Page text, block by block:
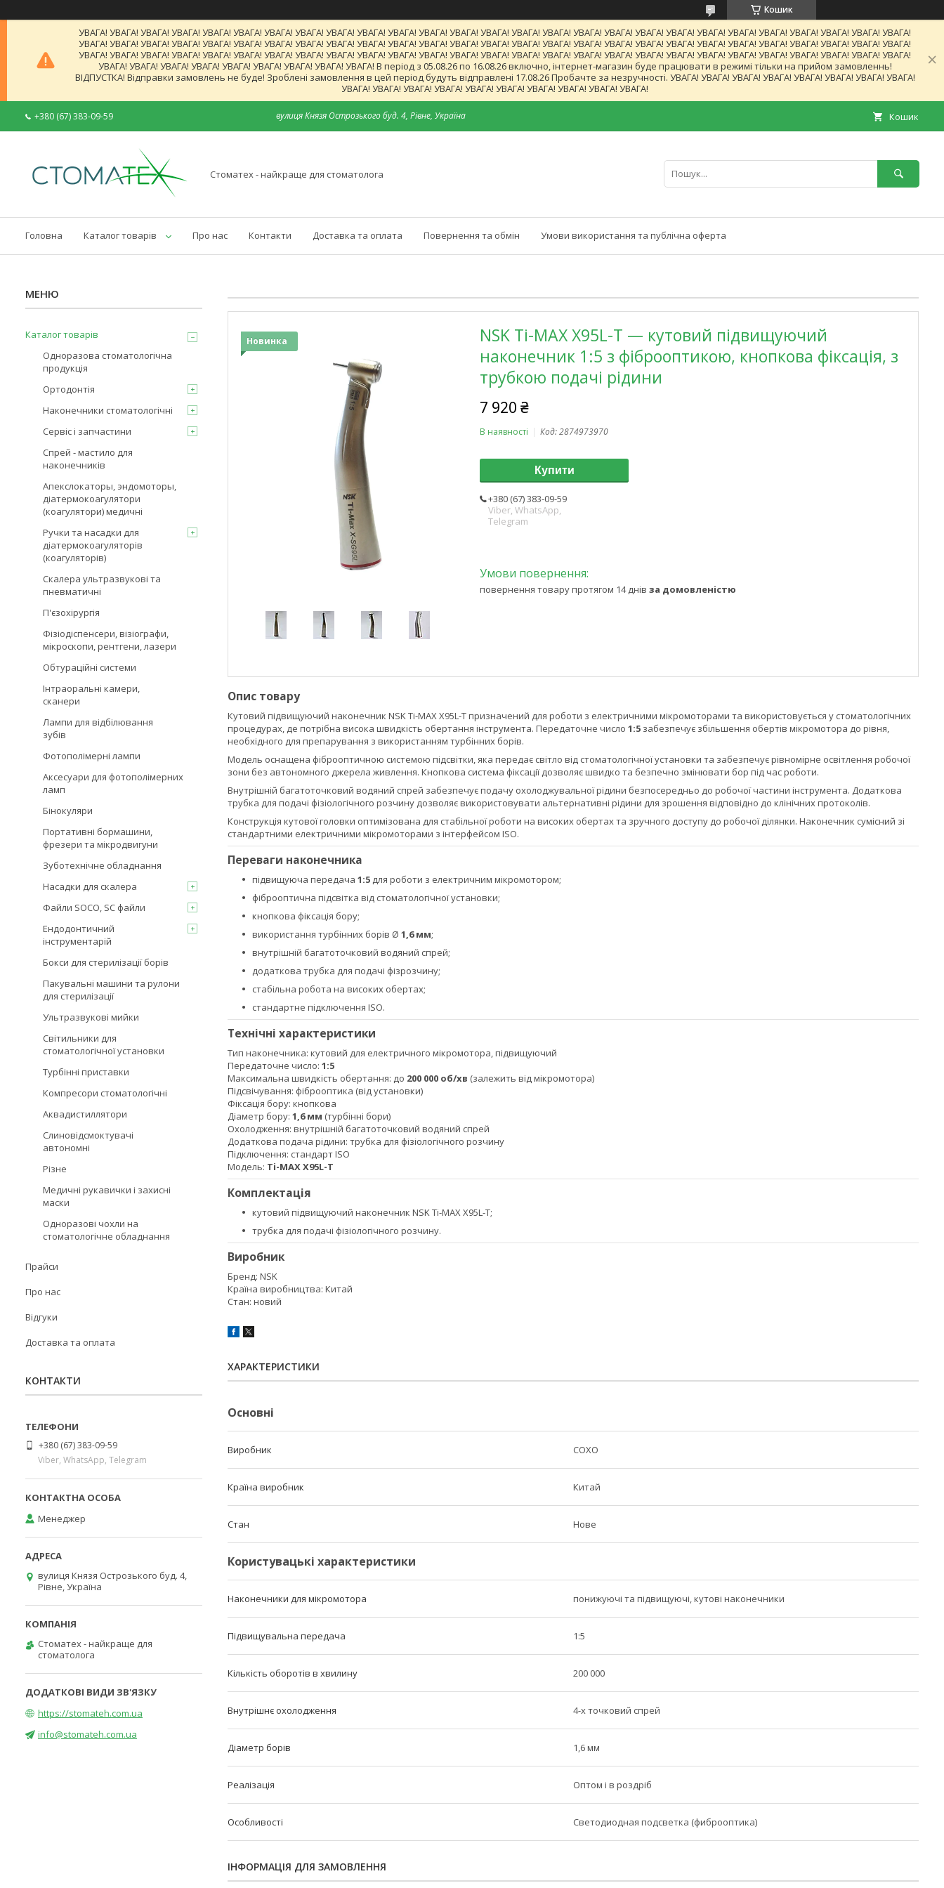
Кошик
УВАГА! УВАГА! УВАГА! УВАГА! УВАГА! УВАГА! УВАГА! УВАГА! УВАГА! УВАГА! УВАГА! УВАГА! УВАГА! УВАГА! УВАГА! УВАГА! УВАГА! УВАГА! УВАГА! УВАГА! УВАГА! УВАГА! УВАГА! УВАГА! УВАГА! УВАГА! УВАГА!
УВАГА! УВАГА! УВАГА! УВАГА! УВАГА! УВАГА! УВАГА! УВАГА! УВАГА! УВАГА! УВАГА! УВАГА! УВАГА! УВАГА! УВАГА! УВАГА! УВАГА! УВАГА! УВАГА! УВАГА! УВАГА! УВАГА! УВАГА! УВАГА! УВАГА! УВАГА! УВАГА!
УВАГА! УВАГА! УВАГА! УВАГА! УВАГА! УВАГА! УВАГА! УВАГА! УВАГА! УВАГА! УВАГА! УВАГА! УВАГА! УВАГА! УВАГА! УВАГА! УВАГА! УВАГА! УВАГА! УВАГА! УВАГА! УВАГА! УВАГА! УВАГА! УВАГА! УВАГА! УВАГА!
УВАГА! УВАГА! УВАГА! УВАГА! УВАГА! УВАГА! УВАГА! УВАГА! УВАГА! В період з 05.08.26 по 16.08.26 включно, інтернет-магазин буде працювати в режимі тільки на прийом замовленнь!
ВІДПУСТКА! Відправки замовлень не буде! Зроблені замовлення в цей період будуть відправлені 17.08.26 Пробачте за незручності. УВАГА! УВАГА! УВАГА! УВАГА! УВАГА! УВАГА! УВАГА! УВАГА!
УВАГА! УВАГА! УВАГА! УВАГА! УВАГА! УВАГА! УВАГА! УВАГА! УВАГА! УВАГА!
+380 (67) 383-09-59 вулиця Князя Острозького буд. 4, Рівне, Україна Кошик
Стоматех - найкраще для стоматолога
Головна Каталог товарів Про нас Контакти Доставка та оплата Повернення та обмін Умови використання та публічна оферта
Новинка
NSK Ti-MAX X95L-T — кутовий підвищуючий
наконечник 1:5 з фіброоптикою, кнопкова фіксація, з
трубкою подачі рідини
7 920 ₴
В наявності Код:2874973970
Купити
+380 (67) 383-09-59
Viber, WhatsApp,
Telegram
повернення товару протягом 14 днів за домовленістю
Опис товару
Кутовий підвищуючий наконечник NSK Ti-MAX X95L-T призначений для роботи з електричними мікромоторами та використовується у стоматологічних
процедурах, де потрібна висока швидкість обертання інструмента. Передаточне число 1:5 забезпечує збільшення обертів мікромотора до рівня,
необхідного для препарування з використанням турбінних борів.
Модель оснащена фіброоптичною системою підсвітки, яка передає світло від стоматологічної установки та забезпечує рівномірне освітлення робочої
зони без автономного джерела живлення. Кнопкова система фіксації дозволяє швидко та безпечно змінювати бор під час роботи.
Внутрішній багатоточковий водяний спрей забезпечує подачу охолоджувальної рідини безпосередньо до робочої частини інструмента. Додаткова
трубка для подачі фізіологічного розчину дозволяє використовувати альтернативні рідини для зрошення відповідно до клінічних протоколів.
Конструкція кутової головки оптимізована для стабільної роботи на високих обертах та зручного доступу до робочої ділянки. Наконечник сумісний зі
стандартними електричними мікромоторами з інтерфейсом ISO.
Переваги наконечника
підвищуюча передача 1:5 для роботи з електричним мікромотором;
фіброоптична підсвітка від стоматологічної установки;
кнопкова фіксація бору;
використання турбінних борів Ø 1,6 мм;
внутрішній багатоточковий водяний спрей;
додаткова трубка для подачі фізрозчину;
стабільна робота на високих обертах;
стандартне підключення ISO.
Технічні характеристики
Тип наконечника: кутовий для електричного мікромотора, підвищуючий
Передаточне число: 1:5
Максимальна швидкість обертання: до 200 000 об/хв (залежить від мікромотора)
Підсвічування: фіброоптика (від установки)
Фіксація бору: кнопкова
Діаметр бору: 1,6 мм (турбінні бори)
Охолодження: внутрішній багатоточковий водяний спрей
Додаткова подача рідини: трубка для фізіологічного розчину
Підключення: стандарт ISO
Модель: Ti-MAX X95L-T
Комплектація
кутовий підвищуючий наконечник NSK Ti-MAX X95L-T;
трубка для подачі фізіологічного розчину.
Виробник
Бренд: NSK
Країна виробництва: Китай
Стан: новий
ХАРАКТЕРИСТИКИ
Основні
Виробник COXO
Країна виробник Китай
Стан Нове
Користувацькі характеристики
Наконечники для мікромотора понижуючі та підвищуючі, кутові наконечники
Підвищувальна передача 1:5
Кількість оборотів в хвилину 200 000
Внутрішнє охолодження 4-х точковий спрей
Діаметр борів 1,6 мм
Реалізація Оптом і в роздріб
Особливості Светодиодная подсветка (фиброоптика)
ІНФОРМАЦІЯ ДЛЯ ЗАМОВЛЕННЯ
Каталог товарів
Одноразова стоматологічна
продукція
Ортодонтія
Наконечники стоматологічні
Сервіс і запчастини
Спрей - мастило для
наконечників
Апекслокаторы, эндомоторы,
діатермокоагулятори
(коагулятори) медичні
Ручки та насадки для
діатермокоагуляторів
(коагуляторів)
Скалера ультразвукові та
пневматичні
П'єзохірургія
Фізіодіспенсери, візіографи,
мікроскопи, рентгени, лазери
Обтураційні системи
Інтраоральні камери,
сканери
Лампи для відбілювання
зубів
Фотополімерні лампи
Аксесуари для фотополімерних
ламп
Бінокуляри
Портативні бормашини,
фрезери та мікродвигуни
Зуботехнічне обладнання
Насадки для скалера
Файли SOCO, SC файли
Ендодонтичний
інструментарій
Бокси для стерилізації борів
Пакувальні машини та рулони
для стерилізації
Ультразвукові мийки
Світильники для
стоматологічної установки
Турбінні приставки
Компресори стоматологічні
Аквадистиллятори
Слиновідсмоктувачі
автономні
Різне
Медичні рукавички і захисні
маски
Одноразові чохли на
стоматологічне обладнання
Прайси
Про нас
Відгуки
Доставка та оплата
КОНТАКТИ
+380 (67) 383-09-59
Viber, WhatsApp, Telegram
Менеджер
вулиця Князя Острозького буд. 4,
Рівне, Україна
Стоматех - найкраще для
стоматолога
https://stomateh.com.ua
info@stomateh.com.ua